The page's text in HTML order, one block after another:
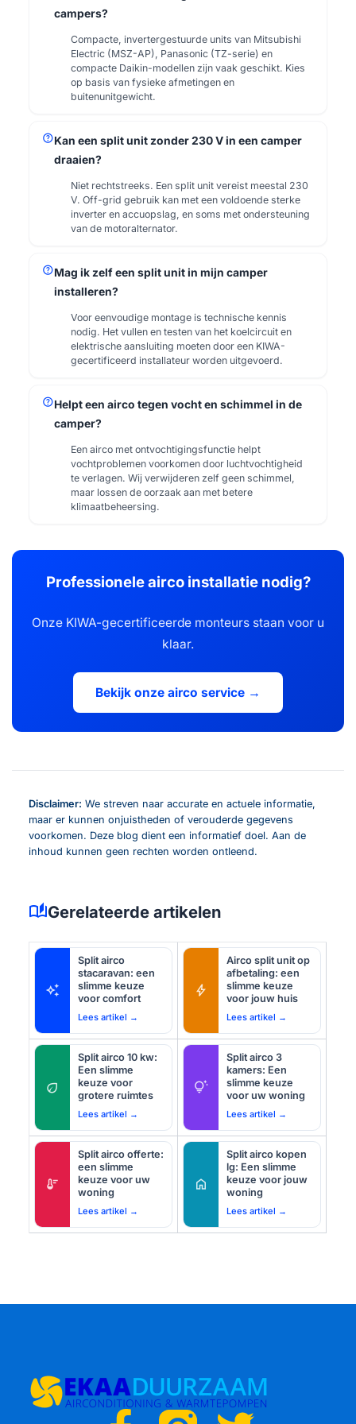
campers?
Compacte, invertergestuurde units van Mitsubishi
Electric (MSZ-AP), Panasonic (TZ-serie) en
compacte Daikin-modellen zijn vaak geschikt. Kies
op basis van fysieke afmetingen en
buitenunitgewicht.
helpKan een split unit zonder 230 V in een camper
draaien?
Niet rechtstreeks. Een split unit vereist meestal 230
V. Off-grid gebruik kan met een voldoende sterke
inverter en accuopslag, en soms met ondersteuning
van de motoralternator.
helpMag ik zelf een split unit in mijn camper
installeren?
Voor eenvoudige montage is technische kennis
nodig. Het vullen en testen van het koelcircuit en
elektrische aansluiting moeten door een KIWA-
gecertificeerd installateur worden uitgevoerd.
helpHelpt een airco tegen vocht en schimmel in de
camper?
Een airco met ontvochtigingsfunctie helpt
vochtproblemen voorkomen door luchtvochtigheid
te verlagen. Wij verwijderen zelf geen schimmel,
maar lossen de oorzaak aan met betere
klimaatbeheersing.
Professionele airco installatie nodig?
Onze KIWA-gecertificeerde monteurs staan voor u
klaar.
Bekijk onze airco service →
Disclaimer: We streven naar accurate en actuele informatie,
maar er kunnen onjuistheden of verouderde gegevens
voorkomen. Deze blog dient een informatief doel. Aan de
inhoud kunnen geen rechten worden ontleend.
auto_storiesGerelateerde artikelen
auto_awesome
Split airco
stacaravan: een
slimme keuze
voor comfort
Lees artikel →
bolt
Airco split unit op
afbetaling: een
slimme keuze
voor jouw huis
Lees artikel →
eco
Split airco 10 kw:
Een slimme
keuze voor
grotere ruimtes
Lees artikel →
tips_and_updates
Split airco 3
kamers: Een
slimme keuze
voor uw woning
Lees artikel →
thermostat
Split airco offerte:
een slimme
keuze voor uw
woning
Lees artikel →
home
Split airco kopen
lg: Een slimme
keuze voor jouw
woning
Lees artikel →